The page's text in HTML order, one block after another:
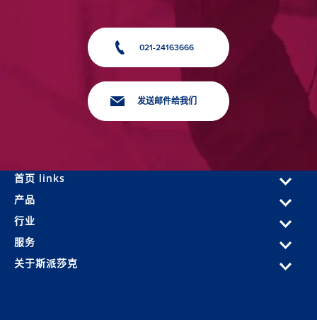
021-24163666
发送邮件给我们
首页 links
产品
行业
服务
关于斯派莎克